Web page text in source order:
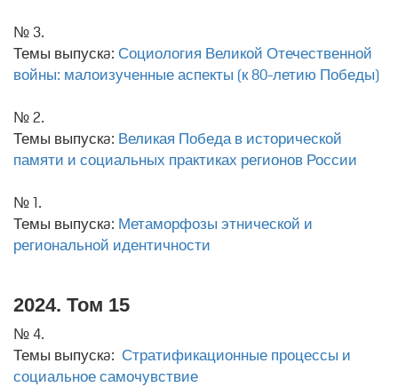
№ 3.
Темы выпускa: Социология Великой Отечественной
войны: малоизученные аспекты (к 80-летию Победы)
№ 2.
Темы выпускa: Великая Победа в исторической
памяти и социальных практиках регионов России
№ 1.
Темы выпускa: Метаморфозы этнической и
региональной идентичности
2024. Том 15
№ 4.
Темы выпускa: Стратификационные процессы и
социальное самочувствие